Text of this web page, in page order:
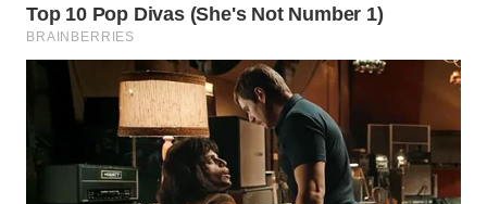
KONSUMEN